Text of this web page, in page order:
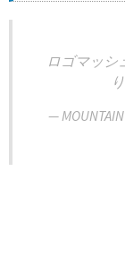
ロゴマッシ
— MOUNTAIN